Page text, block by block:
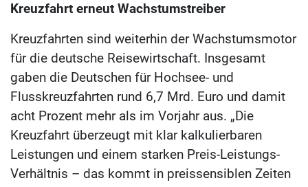
Kreuzfahrt erneut Wachstumstreiber
Kreuzfahrten sind weiterhin der Wachstumsmotor
für die deutsche Reisewirtschaft. Insgesamt
gaben die Deutschen für Hochsee- und
Flusskreuzfahrten rund 6,7 Mrd. Euro und damit
acht Prozent mehr als im Vorjahr aus. „Die
Kreuzfahrt überzeugt mit klar kalkulierbaren
Leistungen und einem starken Preis-Leistungs-
Verhältnis – das kommt in preissensiblen Zeiten